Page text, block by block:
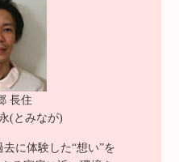
長住
(とみなが)
に体験した“想い”を